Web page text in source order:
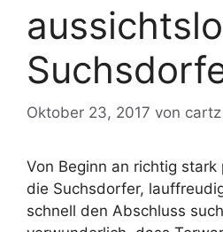
Oktober 23, 2017 von cartz
Von Beginn an richtig
die Suchsdorfer,
schnell den Abschluss